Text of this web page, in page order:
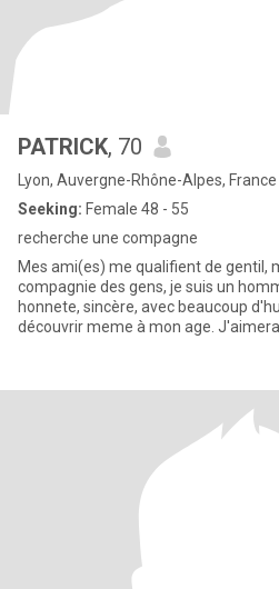
PATRICK, 70
Lyon, Auvergne-Rhône-Alpes, France
Seeking: Female 48 - 55
recherche une compagne
Mes ami(es) me qualifient de gentil,
compagnie des gens, je suis un
honnete, sincère, avec beaucoup
découvrir meme à mon age.